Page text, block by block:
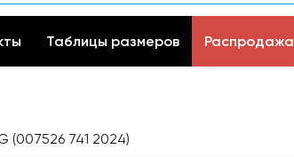
Таблицы размеров Распродажа
(007526 741 2024)